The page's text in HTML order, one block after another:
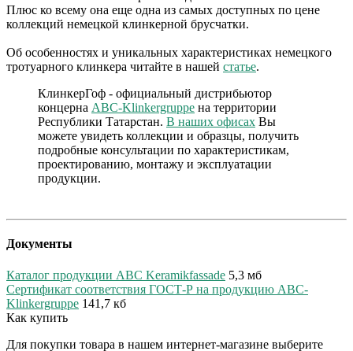
Плюс ко всему она еще одна из самых доступных по цене
коллекций немецкой клинкерной брусчатки.
Об особенностях и уникальных характеристиках немецкого
тротуарного клинкера читайте в нашей статье.
КлинкерГоф - официальный дистрибьютор
концерна ABC-Klinkergruppe на территории
Республики Татарстан. В наших офисах Вы
можете увидеть коллекции и образцы, получить
подробные консультации по характеристикам,
проектированию, монтажу и эксплуатации
продукции.
Документы
Каталог продукции ABC Keramikfassade 5,3 мб
Сертификат соответствия ГОСТ-Р на продукцию ABC-
Klinkergruppe 141,7 кб
Как купить
Для покупки товара в нашем интернет-магазине выберите